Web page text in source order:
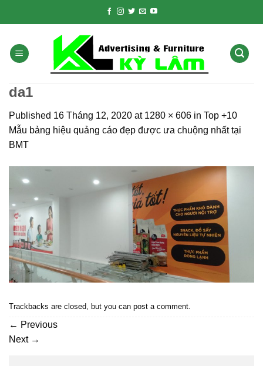
da1
Published 16 Tháng 12, 2020 at 1280 × 606 in Top +10
Mẫu bảng hiệu quảng cáo đẹp được ưa chuộng nhất tại
BMT
Trackbacks are closed, but you can post a comment
← Previous
Next →